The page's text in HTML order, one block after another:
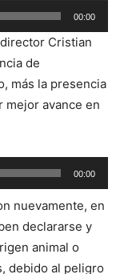
00:00
Cristian
de
más la presencia
mejor avance en
00:00
nuevamente, en
declararse y
animal o
debido al peligro